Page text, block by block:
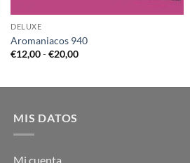
DELUXE
Aromaniacos 940
€12,00-€20,00Rango
MIS DATOS
Mi cuenta